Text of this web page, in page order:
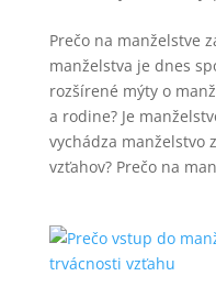
Prečo na manželstve
manželstva je dnes
rozšírené mýty o
a rodine? Je
vychádza manželstvo
vzťahov? Prečo na